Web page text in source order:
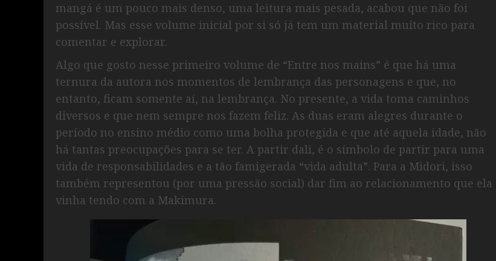
mangá é um pouco mais denso, uma leitura mais pesada, acabou que não foi
possível. Mas esse volume inicial por si só já tem um material muito rico para
comentar e explorar.
Algo que gosto nesse primeiro volume de “Entre nos mains” é que há uma
ternura da autora nos momentos de lembrança das personagens e que, no
entanto, ficam somente aí, na lembrança. No presente, a vida toma caminhos
diversos e que nem sempre nos fazem feliz. As duas eram alegres durante o
período no ensino médio como uma bolha protegida e que até aquela idade, não
há tantas preocupações para se ter. A partir dali, é o símbolo de partir para uma
vida de responsabilidades e a tão famigerada “vida adulta”. Para a Midori, isso
também representou (por uma pressão social) dar fim ao relacionamento que ela
vinha tendo com a Makimura.